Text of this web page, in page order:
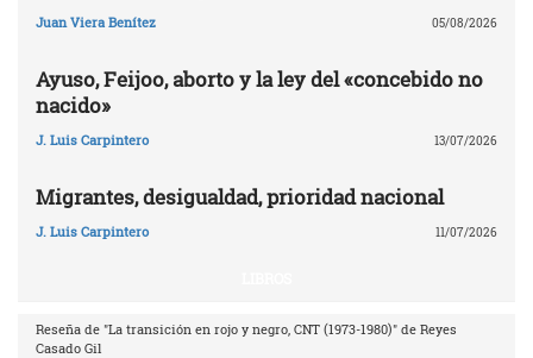
Juan Viera Benítez 05/08/2026
Ayuso, Feijoo, aborto y la ley del «concebido no
nacido»
J. Luis Carpintero 13/07/2026
Migrantes, desigualdad, prioridad nacional
J. Luis Carpintero 11/07/2026
Reseña de "La transición en rojo y negro, CNT (1973-1980)" de Reyes
Casado Gil